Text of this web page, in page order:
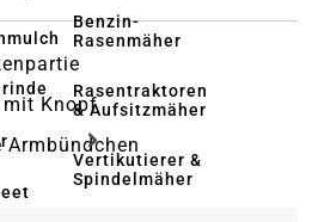
Benzin-
Rasenmäher
Rasentraktoren
& Aufsitzmäher
Vertikutierer &
Spindelmäher
mit Knopf